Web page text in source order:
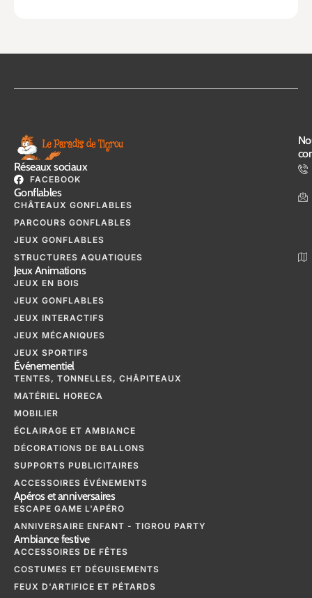
Réseaux sociaux
FACEBOOK
Gonflables
CHÂTEAUX GONFLABLES
PARCOURS GONFLABLES
JEUX GONFLABLES
STRUCTURES AQUATIQUES
Jeux Animations
JEUX EN BOIS
JEUX GONFLABLES
JEUX INTERACTIFS
JEUX MÉCANIQUES
JEUX SPORTIFS
Événementiel
TENTES, TONNELLES, CHÂPITEAUX
MATÉRIEL HORECA
MOBILIER
ÉCLAIRAGE ET AMBIANCE
DÉCORATIONS DE BALLONS
SUPPORTS PUBLICITAIRES
ACCESSOIRES ÉVÉNEMENTS
Apéros et anniversaires
ESCAPE GAME L'APÉRO
ANNIVERSAIRE ENFANT - TIGROU PARTY
Ambiance festive
ACCESSOIRES DE FÊTES
COSTUMES ET DÉGUISEMENTS
FEUX D'ARTIFICE ET PÉTARDS